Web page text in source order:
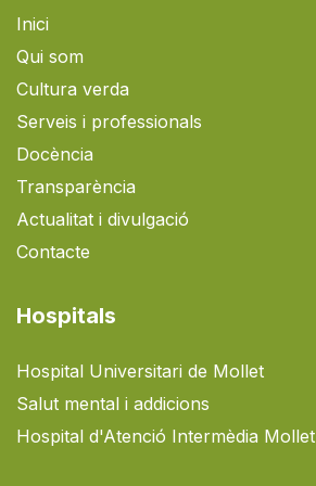
Inici
Qui som
Cultura verda
Serveis i professionals
Docència
Transparència
Actualitat i divulgació
Contacte
Hospitals
Hospital Universitari de Mollet
Salut mental i addicions
Hospital d'Atenció Intermèdia Mollet